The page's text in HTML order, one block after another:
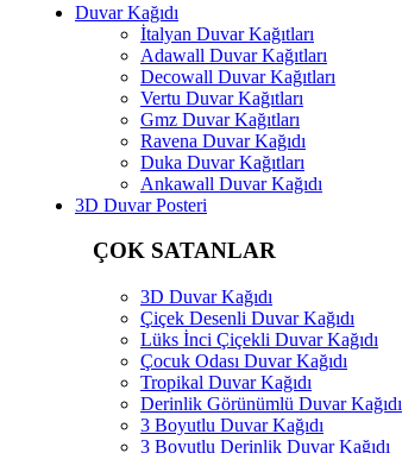
Duvar Kağıdı
İtalyan Duvar Kağıtları
Adawall Duvar Kağıtları
Decowall Duvar Kağıtları
Vertu Duvar Kağıtları
Gmz Duvar Kağıtları
Ravena Duvar Kağıdı
Duka Duvar Kağıtları
Ankawall Duvar Kağıdı
3D Duvar Posteri
ÇOK SATANLAR
3D Duvar Kağıdı
Çiçek Desenli Duvar Kağıdı
Lüks İnci Çiçekli Duvar Kağıdı
Çocuk Odası Duvar Kağıdı
Tropikal Duvar Kağıdı
Derinlik Görünümlü Duvar Kağıdı
3 Boyutlu Duvar Kağıdı
3 Boyutlu Derinlik Duvar Kağıdı